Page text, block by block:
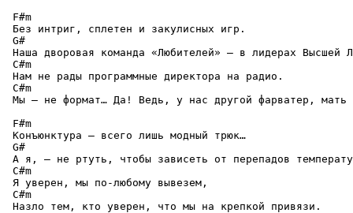
F#m
Без интриг, сплетен и закулисных игр.
G#
Наша дворовая команда «Любителей» — в лидерах Высшей
C#m
Нам не рады программные директора на радио.
C#m
Мы — не формат… Да! Ведь, у нас другой фарватер, мать
F#m
Конъюнктура – всего лишь модный трюк…
G#
А я, — не ртуть, чтобы зависеть от перепадов
C#m
Я уверен, мы по-любому вывезем,
C#m
Назло тем, кто уверен, что мы на крепкой привязи.